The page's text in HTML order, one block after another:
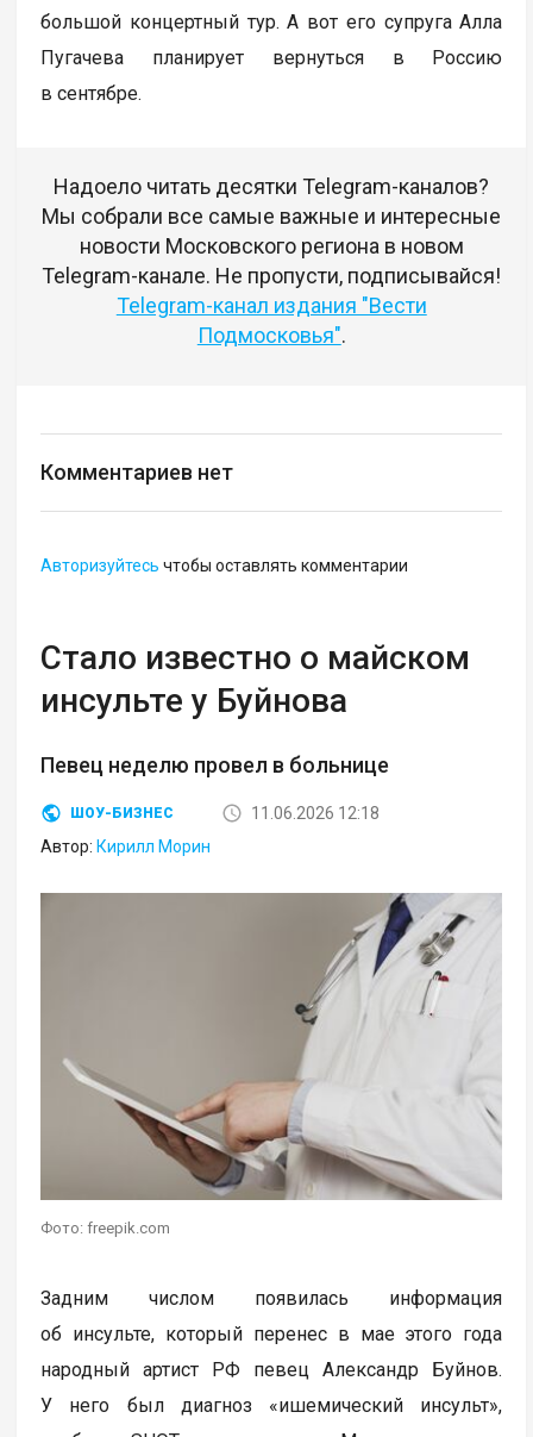
большой концертный тур. А вот его супруга Алла
Пугачева планирует вернуться в Россию
в сентябре.
Надоело читать десятки Telegram-каналов?
Мы собрали все самые важные и интересные
новости Московского региона в новом
Telegram-канале. Не пропусти, подписывайся!
Telegram-канал издания "Вести
Подмосковья".
Комментариев нет
Авторизуйтесь чтобы оставлять комментарии
Стало известно о майском
инсульте у Буйнова
Певец неделю провел в больнице
ШОУ-БИЗНЕС
11.06.2026 12:18
Автор: Кирилл Морин
Фото: freepik.com
Задним числом появилась информация
об инсульте, который перенес в мае этого года
народный артист РФ певец Александр Буйнов.
У него был диагноз «ишемический инсульт»,